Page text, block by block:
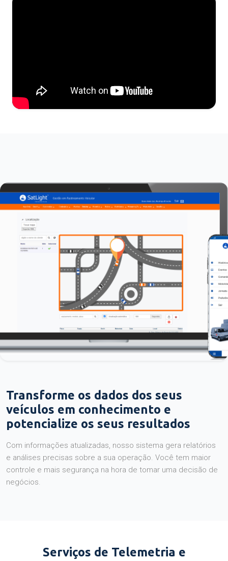
Transforme os dados dos seus
veículos em conhecimento e
potencialize os seus resultados
Com informações atualizadas, nosso sistema gera relatórios
e análises precisas sobre a sua operação. Você tem maior
controle e mais segurança na hora de tomar uma decisão de
negócios.
Serviços de Telemetria e